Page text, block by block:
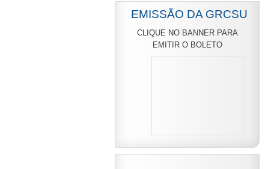
EMISSÃO DA GRCSU
CLIQUE NO BANNER PARA
EMITIR O BOLETO